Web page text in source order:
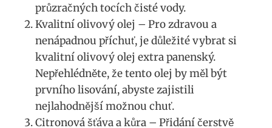
průzračných tocích čisté vody.
Kvalitní ⁢olivový olej – Pro zdravou a
nenápadnou ‌příchuť,‍ je​ důležité vybrat ⁣si
kvalitní olivový olej extra panenský.
Nepřehlédněte, že tento olej⁤ by měl‌ být
prvního lisování, abyste ⁢zajistili
‌nejlahodnější možnou chuť.
Citronová šťáva ​a kůra – Přidání čerstvě